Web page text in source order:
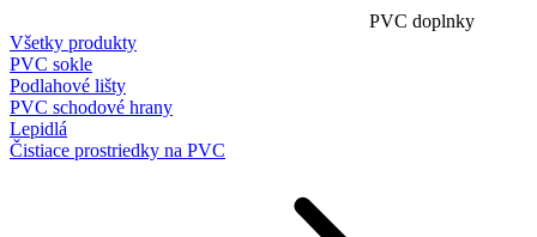
PVC doplnky
Všetky produkty
PVC sokle
Podlahové lišty
PVC schodové hrany
Lepidlá
Čistiace prostriedky na PVC